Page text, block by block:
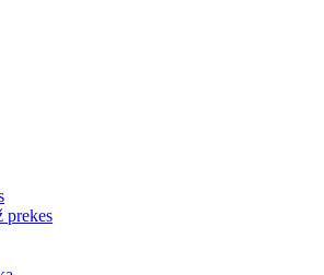
prekes